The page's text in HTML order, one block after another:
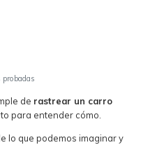
probadas
de rastrear un carro
para entender cómo.
lo que podemos imaginar y